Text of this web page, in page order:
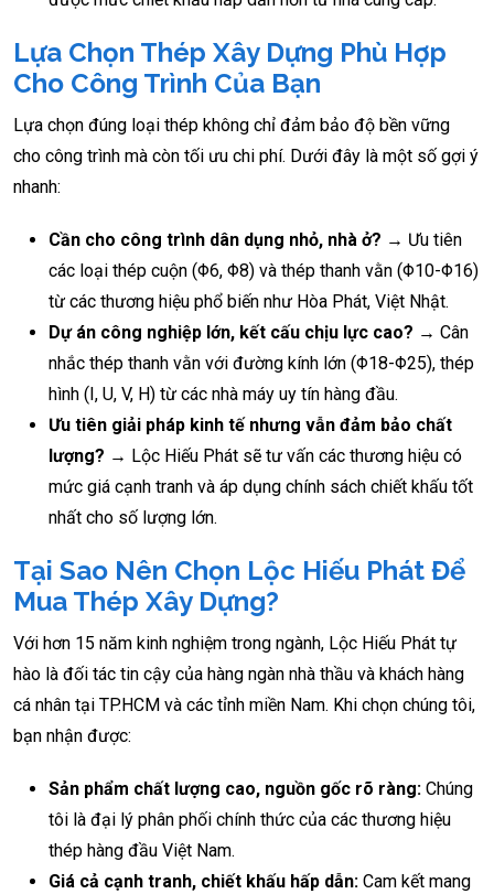
Lựa Chọn Thép Xây Dựng Phù Hợp
Cho Công Trình Của Bạn
Lựa chọn đúng loại thép không chỉ đảm bảo độ bền vững
cho công trình mà còn tối ưu chi phí. Dưới đây là một số gợi ý
nhanh:
Cần cho công trình dân dụng nhỏ, nhà ở? → Ưu tiên
các loại thép cuộn (Φ6, Φ8) và thép thanh vằn (Φ10-Φ16)
từ các thương hiệu phổ biến như Hòa Phát, Việt Nhật.
Dự án công nghiệp lớn, kết cấu chịu lực cao? → Cân
nhắc thép thanh vằn với đường kính lớn (Φ18-Φ25), thép
hình (I, U, V, H) từ các nhà máy uy tín hàng đầu.
Ưu tiên giải pháp kinh tế nhưng vẫn đảm bảo chất
lượng? → Lộc Hiếu Phát sẽ tư vấn các thương hiệu có
mức giá cạnh tranh và áp dụng chính sách chiết khấu tốt
nhất cho số lượng lớn.
Tại Sao Nên Chọn Lộc Hiếu Phát Để
Mua Thép Xây Dựng?
Với hơn 15 năm kinh nghiệm trong ngành, Lộc Hiếu Phát tự
hào là đối tác tin cậy của hàng ngàn nhà thầu và khách hàng
cá nhân tại TP.HCM và các tỉnh miền Nam. Khi chọn chúng tôi,
bạn nhận được:
Sản phẩm chất lượng cao, nguồn gốc rõ ràng: Chúng
tôi là đại lý phân phối chính thức của các thương hiệu
thép hàng đầu Việt Nam.
Giá cả cạnh tranh, chiết khấu hấp dẫn: Cam kết mang